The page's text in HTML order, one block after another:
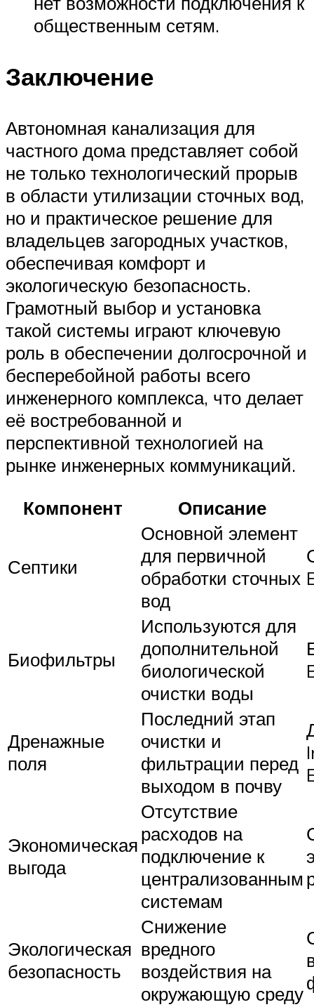
общественным сетям.
Заключение
Автономная канализация для
частного дома представляет собой
не только технологический прорыв
в области утилизации сточных вод,
но и практическое решение для
владельцев загородных участков,
обеспечивая комфорт и
экологическую безопасность.
Грамотный выбор и установка
такой системы играют ключевую
роль в обеспечении долгосрочной и
бесперебойной работы всего
инженерного комплекса, что делает
её востребованной и
перспективной технологией на
рынке инженерных коммуникаций.
Компонент
Описание
Септики
Основной элемент
для первичной
обработки сточных
вод
Биофильтры
Используются для
дополнительной
биологической
очистки воды
Дренажные
поля
Последний этап
очистки и
фильтрации перед
выходом в почву
Экономическая
выгода
Отсутствие
расходов на
подключение к
централизованным
системам
Экологическая
безопасность
Снижение
вредного
воздействия на
окружающую среду